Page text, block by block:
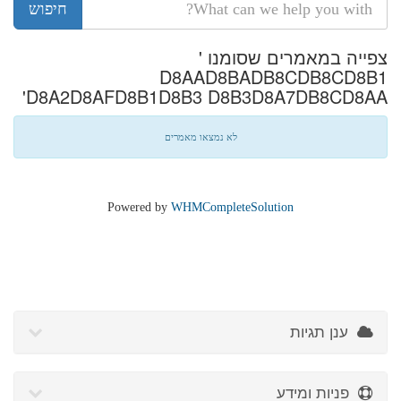
צפייה במאמרים שסומנו '
D8AAD8BADB8CDB8CD8B1
D8A2D8AFD8B1D8B3 D8B3D8A7DB8CD8AA'
לא נמצאו מאמרים
Powered by WHMCompleteSolution
ענן תגיות
פניות ומידע